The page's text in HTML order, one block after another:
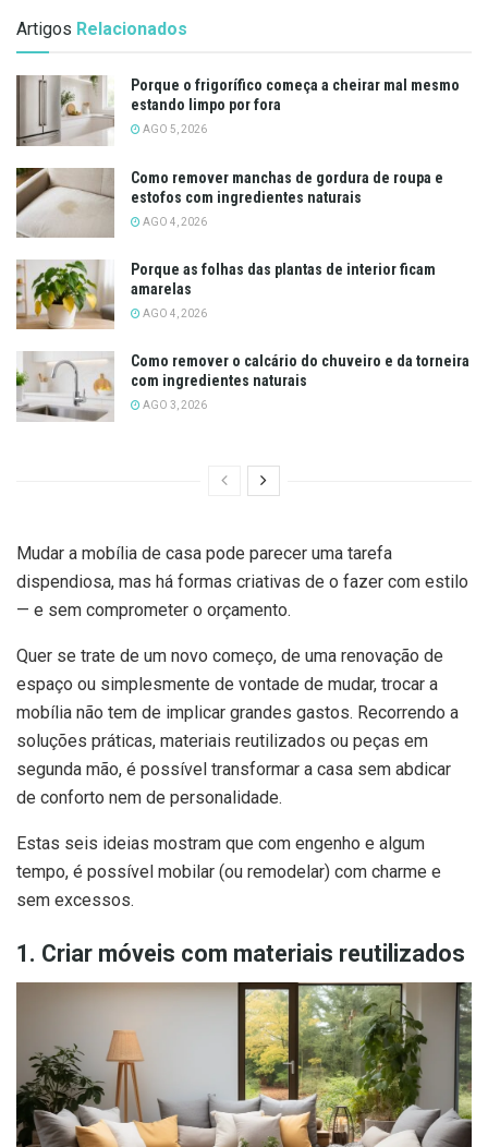
Artigos Relacionados
Porque o frigorífico começa a cheirar mal mesmo
estando limpo por fora
AGO 5, 2026
Como remover manchas de gordura de roupa e
estofos com ingredientes naturais
AGO 4, 2026
Porque as folhas das plantas de interior ficam
amarelas
AGO 4, 2026
Como remover o calcário do chuveiro e da torneira
com ingredientes naturais
AGO 3, 2026
Mudar a mobília de casa pode parecer uma tarefa
dispendiosa, mas há formas criativas de o fazer com estilo
— e sem comprometer o orçamento.
Quer se trate de um novo começo, de uma renovação de
espaço ou simplesmente de vontade de mudar, trocar a
mobília não tem de implicar grandes gastos. Recorrendo a
soluções práticas, materiais reutilizados ou peças em
segunda mão, é possível transformar a casa sem abdicar
de conforto nem de personalidade.
Estas seis ideias mostram que com engenho e algum
tempo, é possível mobilar (ou remodelar) com charme e
sem excessos.
1. Criar móveis com materiais reutilizados